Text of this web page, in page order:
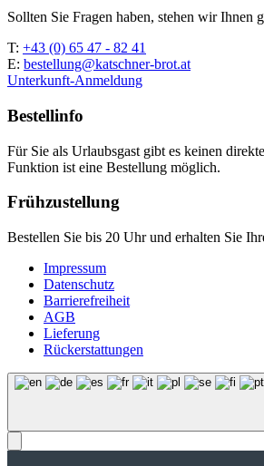
Sollten Sie Fragen haben, stehen wir Ihnen
T: +43 (0) 65 47 - 82 41
E: bestellung@katschner-brot.at
Unterkunft-Anmeldung
Bestellinfo
Für Sie als Urlaubsgast gibt es keinen
Funktion ist eine Bestellung möglich.
Frühzustellung
Bestellen Sie bis 20 Uhr und erhalten Sie
Impressum
Datenschutz
Barrierefreiheit
AGB
Lieferung
Rückerstattungen